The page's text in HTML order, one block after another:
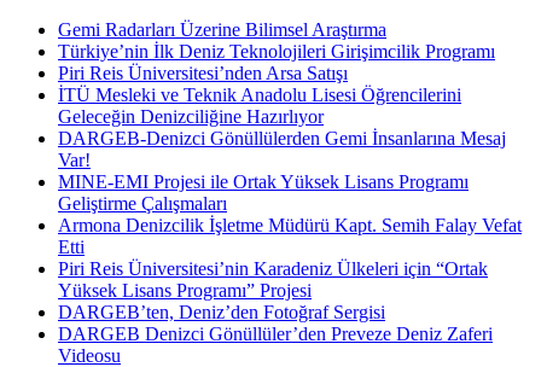
Gemi Radarları Üzerine Bilimsel Araştırma
Türkiye’nin İlk Deniz Teknolojileri Girişimcilik Programı
Piri Reis Üniversitesi’nden Arsa Satışı
İTÜ Mesleki ve Teknik Anadolu Lisesi Öğrencilerini
Geleceğin Denizciliğine Hazırlıyor
DARGEB-Denizci Gönüllülerden Gemi İnsanlarına Mesaj
Var!
MINE-EMI Projesi ile Ortak Yüksek Lisans Programı
Geliştirme Çalışmaları
Armona Denizcilik İşletme Müdürü Kapt. Semih Falay Vefat
Etti
Piri Reis Üniversitesi’nin Karadeniz Ülkeleri için “Ortak
Yüksek Lisans Programı” Projesi
DARGEB’ten, Deniz’den Fotoğraf Sergisi
DARGEB Denizci Gönüllüler’den Preveze Deniz Zaferi
Videosu